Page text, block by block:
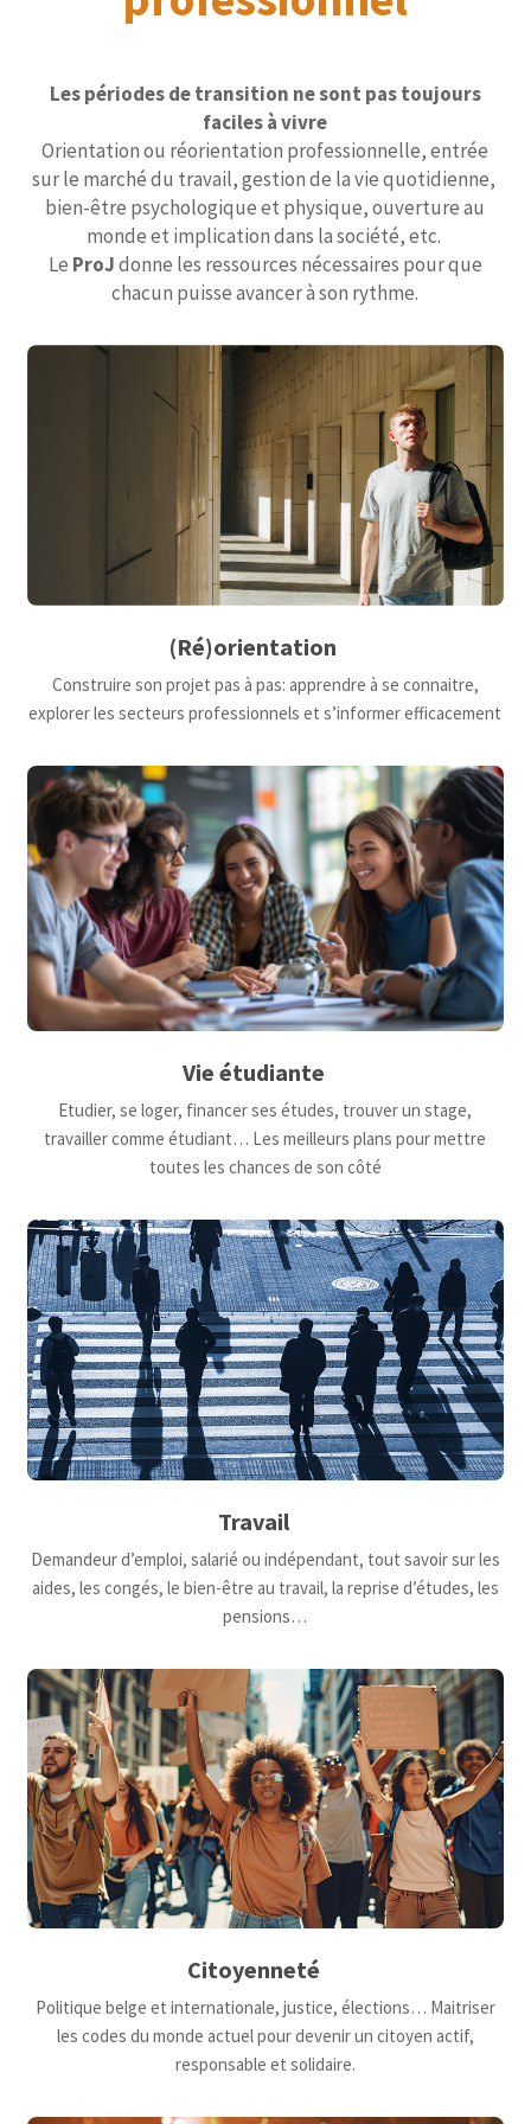
Les périodes de transition ne sont pas toujours
faciles à vivre
Orientation ou réorientation professionnelle, entrée
sur le marché du travail, gestion de la vie quotidienne,
bien-être psychologique et physique, ouverture au
monde et implication dans la société, etc.
Le ProJdonne les ressources nécessaires pour que
chacun puisse avancer à son rythme.
(Ré)orientation
Construire son projet pas à pas: apprendre à se connaitre,
explorer les secteurs professionnels et s’informer efficacement
Vie étudiante
Etudier, se loger, financer ses études, trouver un stage,
travailler comme étudiant… Les meilleurs plans pour mettre
toutes les chances de son côté
Travail
Demandeur d’emploi, salarié ou indépendant, tout savoir sur les
aides, les congés, le bien-être au travail, la reprise d’études, les
pensions…
Citoyenneté
Politique belge et internationale, justice, élections… Maitriser
les codes du monde actuel pour devenir un citoyen actif,
responsable et solidaire.